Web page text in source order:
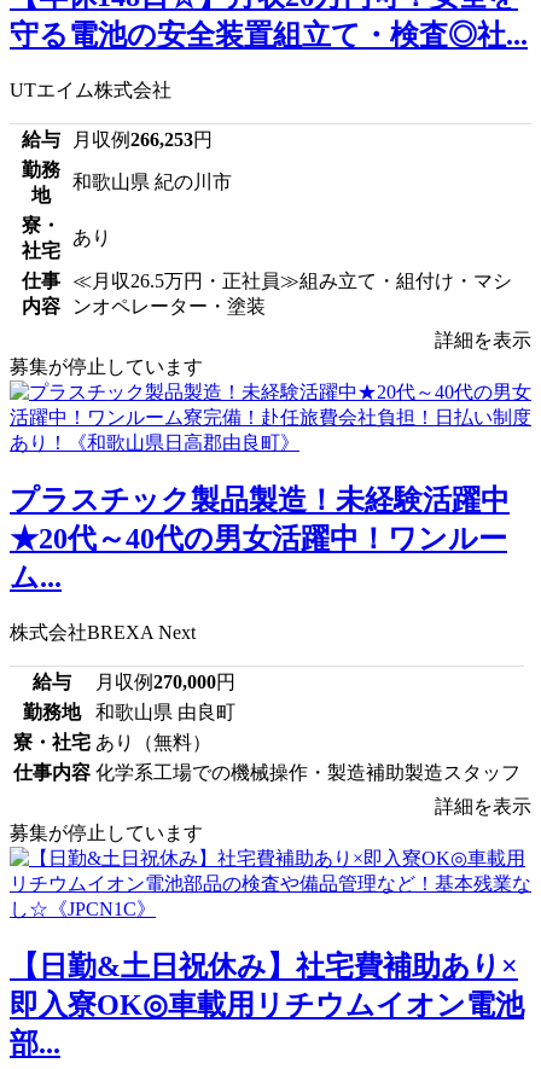
守る電池の安全装置組立て・検査◎社...
UTエイム株式会社
給与 月収例266,253円
勤務
地
和歌山県 紀の川市
寮・
社宅
あり
仕事
内容
≪月収26.5万円・正社員≫組み立て・組付け・マシ
ンオペレーター・塗装
詳細を表示
募集が停止しています
プラスチック製品製造！未経験活躍中
★20代～40代の男女活躍中！ワンルー
ム...
株式会社BREXA Next
給与 月収例270,000円
勤務地
和歌山県 由良町
寮・社宅 あり（無料）
仕事内容 化学系工場での機械操作・製造補助製造スタッフ
詳細を表示
募集が停止しています
【日勤&土日祝休み】社宅費補助あり×
即入寮OK◎車載用リチウムイオン電池
部...